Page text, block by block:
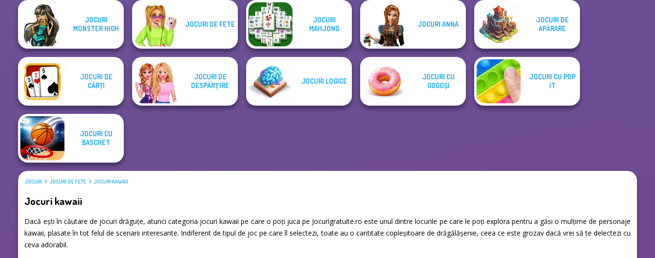
JOCURI
MONSTER HIGH
JOCURI DE FETE
JOCURI
MAHJONG
JOCURI ANNA
JOCURI DE
APĂRARE
JOCURI DE
CĂRŢI
JOCURI DE
DESPĂRȚIRE
JOCURI LOGICE
JOCURI CU
GOGOȘI
JOCURI CU POP
IT
JOCURI CU
BASCHET
JOCURI JOCURI DE FETE JOCURI KAWAII
Jocuri kawaii
Dacă ești în căutare de jocuri drăguțe, atunci categoria jocuri kawaii pe care o poți juca pe Jocurigratuite.ro este unul dintre locurile pe care le poți explora pentru a găsi o mulțime de personaje
kawaii, plasate în tot felul de scenarii interesante. Indiferent de tipul de joc pe care îl selectezi, toate au o cantitate copleșitoare de drăgălășenie, ceea ce este grozav dacă vrei să te delectezi cu
ceva adorabil.